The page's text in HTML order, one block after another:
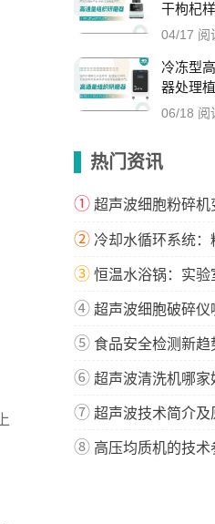
干枸杞
04/17 阅
冷冻型
器处理
方案
06/18 阅
热门资讯
① 超声波细胞粉碎机变幅杆怎么选
② 冷却水循环系统：精密
③ 恒温水浴锅：实验室精
④ 超声波细胞破碎仪哪家好？宁
⑤ 食品安全检测新趋势：聚焦沙门氏
⑥ 超声波清洗机哪家好？专业超声波
⑦ 超声波技术简介及
⑧ 高压均质机的技术参